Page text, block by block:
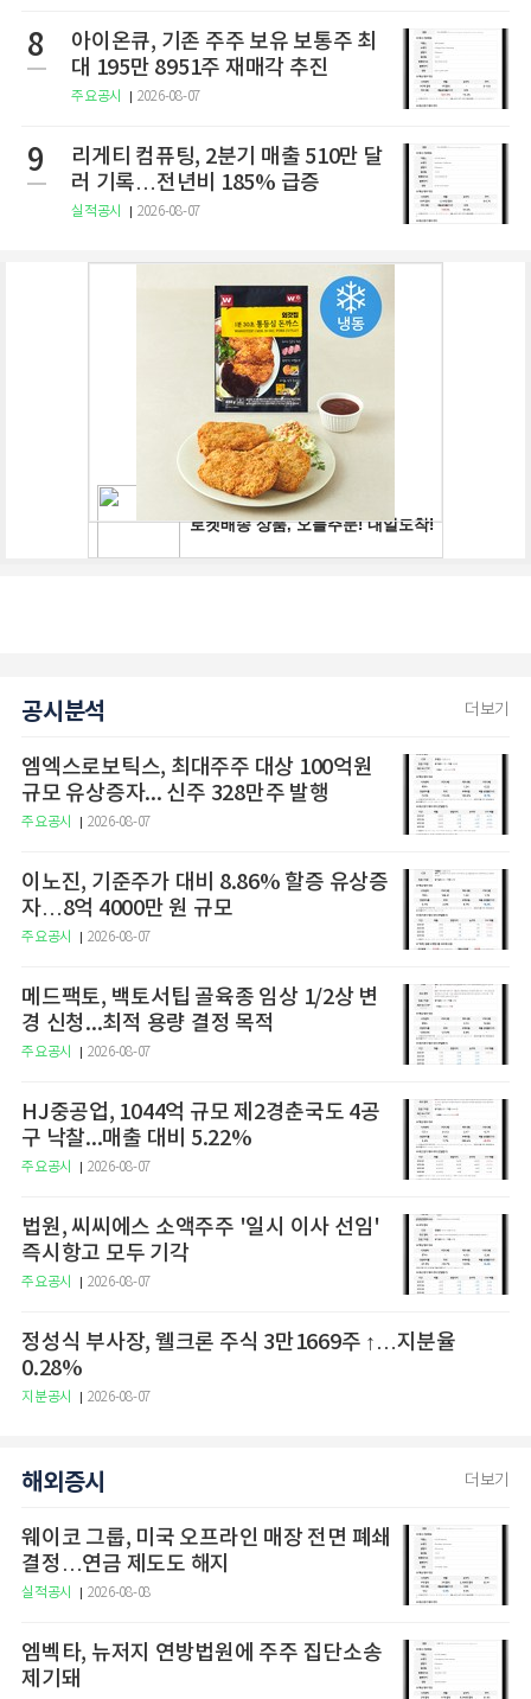
8
아이온큐, 기존 주주 보유 보통주 최
대 195만 8951주 재매각 추진
주요공시 2026-08-07
9
리게티 컴퓨팅, 2분기 매출 510만 달
러 기록…전년비 185% 급증
실적공시 2026-08-07
공시분석 더보기
엠엑스로보틱스, 최대주주 대상 100억원
규모 유상증자... 신주 328만주 발행
주요공시 2026-08-07
이노진, 기준주가 대비 8.86% 할증 유상증
자…8억 4000만 원 규모
주요공시 2026-08-07
메드팩토, 백토서팁 골육종 임상 1/2상 변
경 신청...최적 용량 결정 목적
주요공시 2026-08-07
HJ중공업, 1044억 규모 제2경춘국도 4공
구 낙찰...매출 대비 5.22%
주요공시 2026-08-07
법원, 씨씨에스 소액주주 '일시 이사 선임'
즉시항고 모두 기각
주요공시 2026-08-07
정성식 부사장, 웰크론 주식 3만1669주 ↑…지분율
0.28%
지분공시 2026-08-07
해외증시 더보기
웨이코 그룹, 미국 오프라인 매장 전면 폐쇄
결정…연금 제도도 해지
실적공시 2026-08-08
엠벡타, 뉴저지 연방법원에 주주 집단소송
제기돼